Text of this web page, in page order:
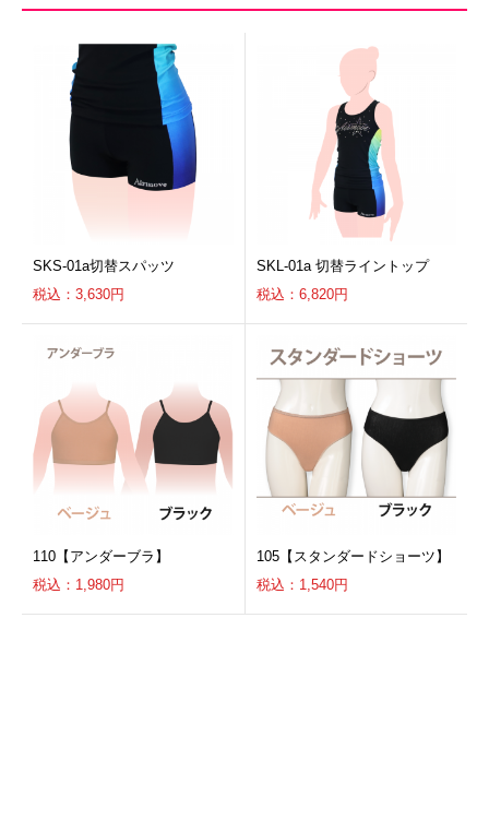
SKS-01a切替スパッツ
税込：3,630円
SKL-01a 切替ライントップ
税込：6,820円
110【アンダーブラ】
税込：1,980円
105【スタンダードショーツ】
税込：1,540円